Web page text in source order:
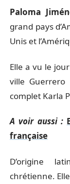
Paloma
grand pays
Unis et
Elle a vu le
ville Guerrero
complet Karla
A voir aussi :
française
D’origine
chrétienne.